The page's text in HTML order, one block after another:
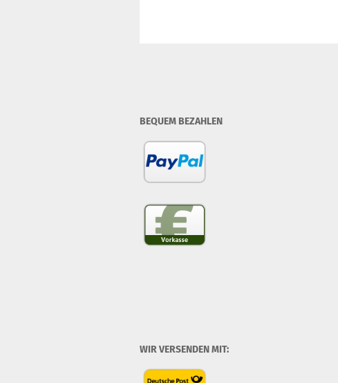
BEQUEM BEZAHLEN
WIR VERSENDEN MIT: